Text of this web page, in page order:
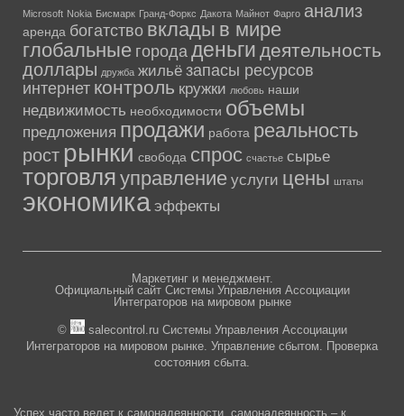
Microsoft Nokia Бисмарк Гранд-Форкс Дакота Майнот Фарго анализ
аренда богатство вклады в мире
глобальные городаденьги деятельность
доллары дружба жильё запасы ресурсов
интернет контроль кружки любовь наши
недвижимость необходимости объемы
предложения продажи работа реальность
рост рынки свобода спрос счастье сырье
торговля управление услуги цены штаты
экономика эффекты
Маркетинг и менеджмент.
Официальный сайт Системы Управления Ассоциации
Интеграторов на мировом рынке
©
salecontrol.ru Системы Управления Ассоциации
Интеграторов на мировом рынке. Управление сбытом. Проверка
состояния сбыта.
Успех часто ведет к самонадеянности, самонадеянность – к